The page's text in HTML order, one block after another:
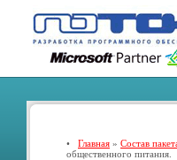
• Главная » Состав
общественного питания.